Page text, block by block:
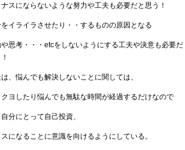
ナスにならないような努力や工夫も必要だと思う！
をイライラさせたり・・するものの原因となる
思考・・・etcをしないようにする工夫や決意も必要だ
、悩んでも解決しないことに関しては、
クヨしたり悩んでも無駄な時間が経過するだけなので
分にとって自己投資、
になることに意識を向けるようにしている。